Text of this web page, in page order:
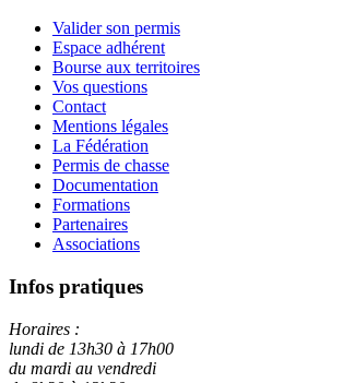
Valider son permis
Espace adhérent
Bourse aux territoires
Vos questions
Contact
Mentions légales
La Fédération
Permis de chasse
Documentation
Formations
Partenaires
Associations
Infos pratiques
Horaires :
lundi de 13h30 à 17h00
du mardi au vendredi